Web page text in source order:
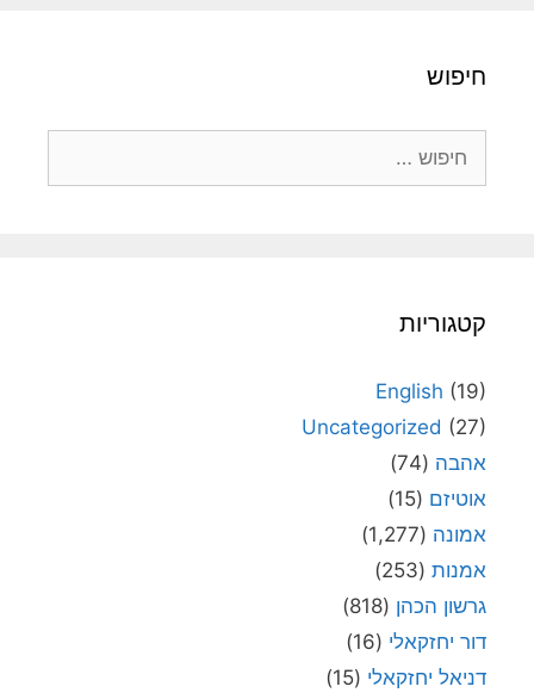
חיפוש
קטגוריות
English (19)
Uncategorized (27)
אהבה (74)
אוטיזם (15)
אמונה (1,277)
אמנות (253)
גרשון הכהן (818)
דור יחזקאלי (16)
דניאל יחזקאלי (15)